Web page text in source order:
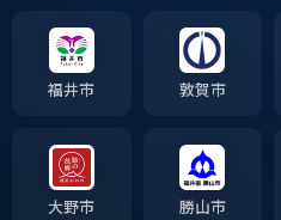
福井市 敦賀市
大野市 勝山市